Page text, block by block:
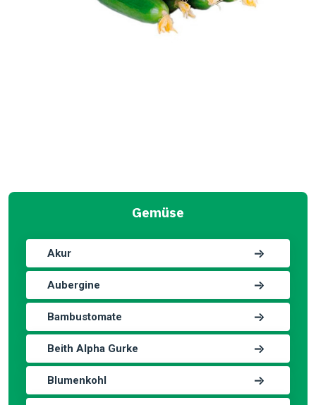
Gemüse
Akur
Aubergine
Bambustomate
Beith Alpha Gurke
Blumenkohl